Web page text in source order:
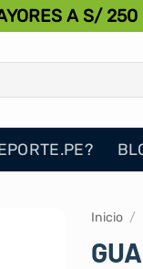
A S/ 250
Inicio /